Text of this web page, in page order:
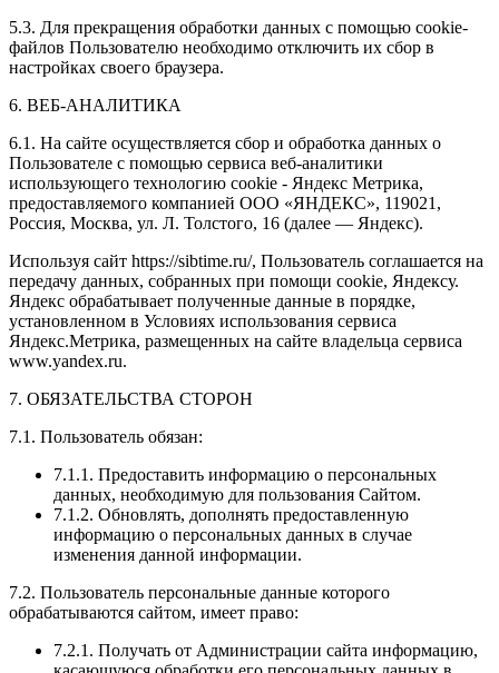
5.3. Для прекращения обработки данных с помощью cookie-
файлов Пользователю необходимо отключить их сбор в
настройках своего браузера.
6. ВЕБ-АНАЛИТИКА
6.1. На сайте осуществляется сбор и обработка данных о
Пользователе с помощью сервиса веб-аналитики
использующего технологию cookie - Яндекс Метрика,
предоставляемого компанией ООО «ЯНДЕКС», 119021,
Россия, Москва, ул. Л. Толстого, 16 (далее — Яндекс).
Используя сайт https://sibtime.ru/, Пользователь соглашается на
передачу данных, собранных при помощи cookie, Яндексу.
Яндекс обрабатывает полученные данные в порядке,
установленном в Условиях использования сервиса
Яндекс.Метрика, размещенных на сайте владельца сервиса
www.yandex.ru.
7. ОБЯЗАТЕЛЬСТВА СТОРОН
7.1. Пользователь обязан:
7.1.1. Предоставить информацию о персональных
данных, необходимую для пользования Сайтом.
7.1.2. Обновлять, дополнять предоставленную
информацию о персональных данных в случае
изменения данной информации.
7.2. Пользователь персональные данные которого
обрабатываются сайтом, имеет право:
7.2.1. Получать от Администрации сайта информацию,